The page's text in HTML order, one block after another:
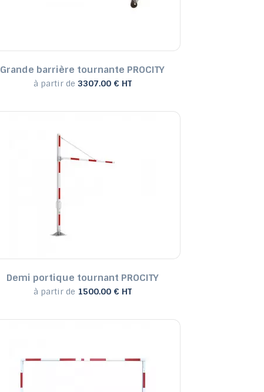
Grande barrière tournante PROCITY
à partir de 3307.00 € HT
Demi portique tournant PROCITY
à partir de 1500.00 € HT